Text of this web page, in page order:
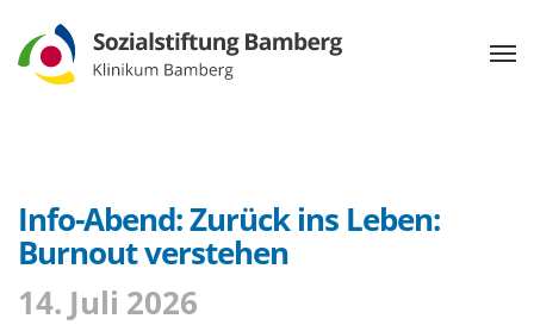
Info-Abend: Zurück ins Leben:
Burnout verstehen
14. Juli 2026